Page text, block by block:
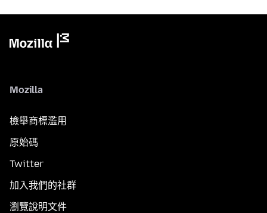
Mozilla
檢舉商標濫用
原始碼
Twitter
加入我們的社群
瀏覽說明文件